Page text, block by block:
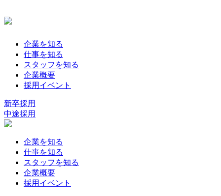
企業を知る
仕事を知る
スタッフを知る
企業概要
採用イベント
新卒採用
中途採用
企業を知る
仕事を知る
スタッフを知る
企業概要
採用イベント